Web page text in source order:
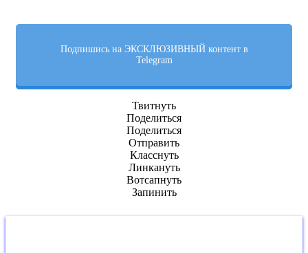
Подпишись на ЭКСКЛЮЗИВНЫЙ контент в
Telegram
Твитнуть
Поделиться
Поделиться
Отправить
Класснуть
Линкануть
Вотсапнуть
Запинить